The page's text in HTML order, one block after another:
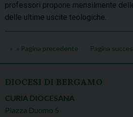
professori propone mensilmente
delle ultime uscite teologiche.
« Pagina precedente Pagina
DIOCESI DI BERGAMO
CURIA DIOCESANA
Piazza Duomo 5